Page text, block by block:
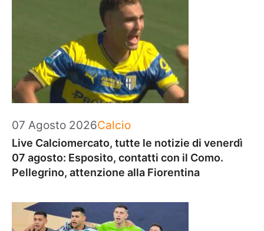
07 Agosto 2026Categorie
Calcio
Live Calciomercato, tutte le notizie di venerdì
07 agosto: Esposito, contatti con il Como.
Pellegrino, attenzione alla Fiorentina